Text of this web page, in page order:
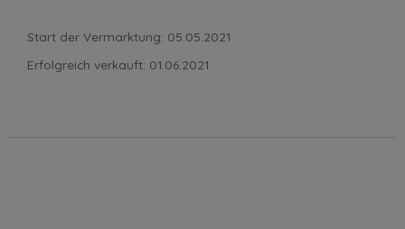
Start der Vermarktung: 05.05.2021
Erfolgreich verkauft: 01.06.2021